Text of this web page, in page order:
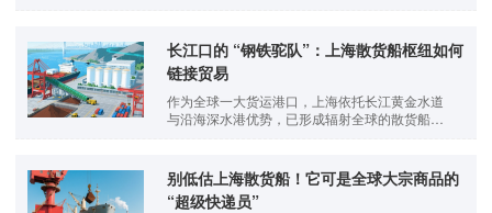
应。
长江口的 “钢铁驼队”：上海散货船枢纽如何
链接贸易
作为全球一大货运港口，上海依托长江黄金水道
与沿海深水港优势，已形成辐射全球的散货船运
势与功能特点正成为支撑全球大宗商品贸易的重
要基石。
别低估上海散货船！它可是全球大宗商品的
“超级快递员”